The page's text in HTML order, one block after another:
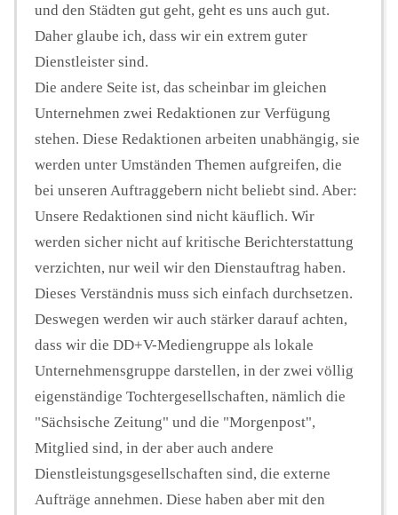
und den Städten gut geht, geht es uns auch gut.
Daher glaube ich, dass wir ein extrem guter
Dienstleister sind.
Die andere Seite ist, das scheinbar im gleichen
Unternehmen zwei Redaktionen zur Verfügung
stehen. Diese Redaktionen arbeiten unabhängig, sie
werden unter Umständen Themen aufgreifen, die
bei unseren Auftraggebern nicht beliebt sind. Aber:
Unsere Redaktionen sind nicht käuflich. Wir
werden sicher nicht auf kritische Berichterstattung
verzichten, nur weil wir den Dienstauftrag haben.
Dieses Verständnis muss sich einfach durchsetzen.
Deswegen werden wir auch stärker darauf achten,
dass wir die DD+V-Mediengruppe als lokale
Unternehmensgruppe darstellen, in der zwei völlig
eigenständige Tochtergesellschaften, nämlich die
"Sächsische Zeitung" und die "Morgenpost",
Mitglied sind, in der aber auch andere
Dienstleistungsgesellschaften sind, die externe
Aufträge annehmen. Diese haben aber mit den